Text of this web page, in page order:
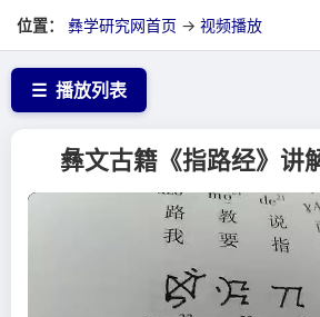
位置： 彝学研究网首页 → 视频播放
☰ 播放列表
彝文古籍《指路经》讲